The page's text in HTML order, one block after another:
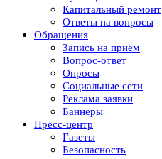
Капитальный ремонт
Ответы на вопросы
Обращения
Запись на приём
Вопрос-ответ
Опросы
Социальные сети
Реклама заявки
Баннеры
Пресс-центр
Газеты
Безопасность